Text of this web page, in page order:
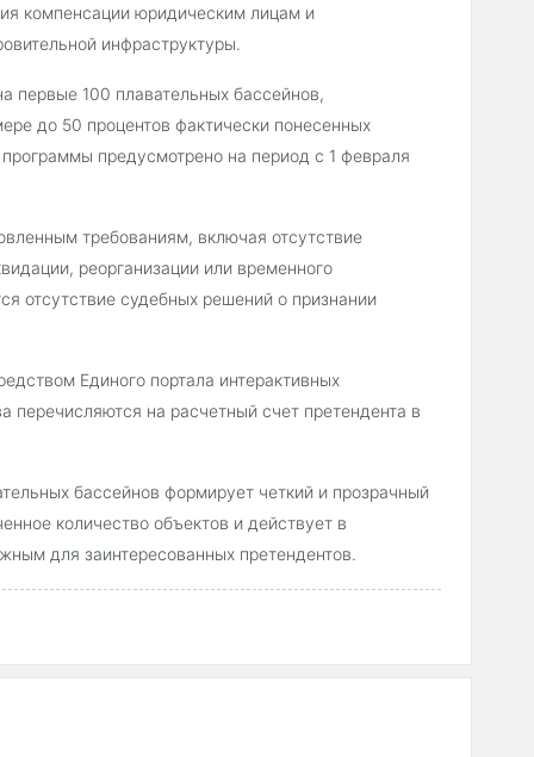
компенсации юридическим лицам и
инфраструктуры.
первые 100 плавательных бассейнов,
до 50 процентов фактически понесенных
предусмотрено на период с 1 февраля
требованиям, включая отсутствие
реорганизации или временного
отсутствие судебных решений о признании
Единого портала интерактивных
перечисляются на расчетный счет претендента в
бассейнов формирует четкий и прозрачный
количество объектов и действует в
для заинтересованных претендентов.